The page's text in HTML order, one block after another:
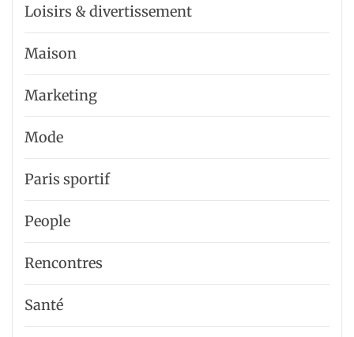
Loisirs & divertissement
Maison
Marketing
Mode
Paris sportif
People
Rencontres
Santé